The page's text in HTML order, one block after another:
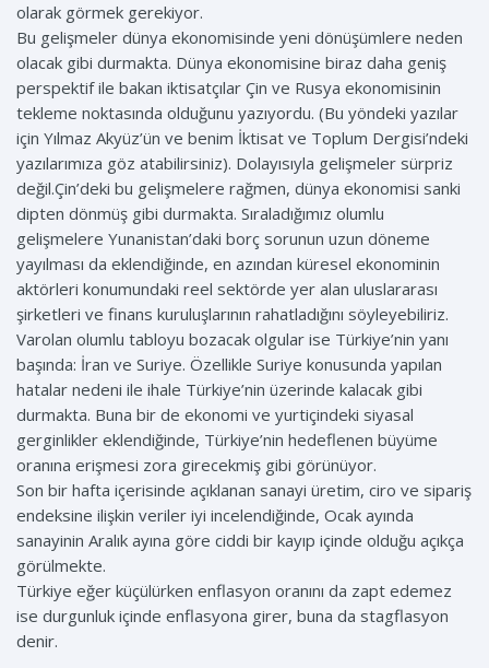
olarak görmek gerekiyor.
Bu gelişmeler dünya ekonomisinde yeni dönüşümlere neden
olacak gibi durmakta. Dünya ekonomisine biraz daha geniş
perspektif ile bakan iktisatçılar Çin ve Rusya ekonomisinin
tekleme noktasında olduğunu yazıyordu. (Bu yöndeki yazılar
için Yılmaz Akyüz’ün ve benim İktisat ve Toplum Dergisi’ndeki
yazılarımıza göz atabilirsiniz). Dolayısıyla gelişmeler sürpriz
değil.Çin’deki bu gelişmelere rağmen, dünya ekonomisi sanki
dipten dönmüş gibi durmakta. Sıraladığımız olumlu
gelişmelere Yunanistan’daki borç sorunun uzun döneme
yayılması da eklendiğinde, en azından küresel ekonominin
aktörleri konumundaki reel sektörde yer alan uluslararası
şirketleri ve finans kuruluşlarının rahatladığını söyleyebiliriz.
Varolan olumlu tabloyu bozacak olgular ise Türkiye’nin yanı
başında: İran ve Suriye. Özellikle Suriye konusunda yapılan
hatalar nedeni ile ihale Türkiye’nin üzerinde kalacak gibi
durmakta. Buna bir de ekonomi ve yurtiçindeki siyasal
gerginlikler eklendiğinde, Türkiye’nin hedeflenen büyüme
oranına erişmesi zora girecekmiş gibi görünüyor.
Son bir hafta içerisinde açıklanan sanayi üretim, ciro ve sipariş
endeksine ilişkin veriler iyi incelendiğinde, Ocak ayında
sanayinin Aralık ayına göre ciddi bir kayıp içinde olduğu açıkça
görülmekte.
Türkiye eğer küçülürken enflasyon oranını da zapt edemez
ise durgunluk içinde enflasyona girer, buna da stagflasyon
denir.